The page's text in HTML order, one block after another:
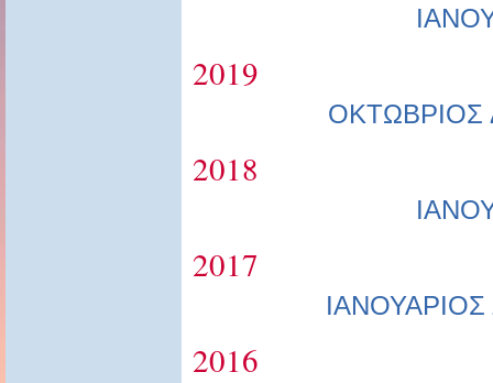
2019
ΟΚΤΩΒΡΙΟΣ
2018
2017
ΙΑΝΟΥΑΡΙΟΣ
2016